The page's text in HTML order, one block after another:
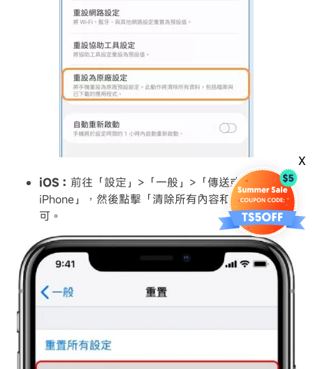
X
iOS： 前往「設定」>「一般」>「傳送或重置
iPhone」，然後點擊「清除所有內容和設定」即
可。